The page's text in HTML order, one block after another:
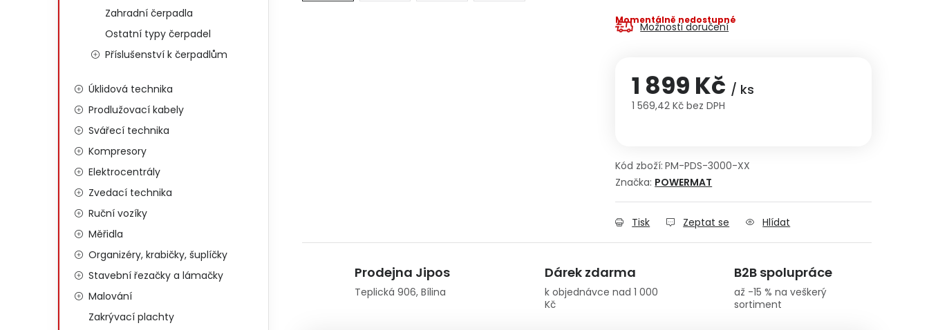
Zahradní čerpadla
Ostatní typy čerpadel
Příslušenství k čerpadlům
Úklidová technika
Prodlužovací kabely
Svářecí technika
Kompresory
Elektrocentrály
Zvedací technika
Ruční vozíky
Měřidla
Organizéry, krabičky, šuplíčky
Stavební řezačky a lámačky
Malování
Zakrývací plachty
Momentálně nedostupné
Možnosti doručení
1 899 Kč / ks
1 569,42 Kč bez DPH
Kód zboží: PM-PDS-3000-XX
Značka: POWERMAT
Tisk Zeptat se Hlídat
Prodejna Jipos
Teplická 906, Bílina
Dárek zdarma
k objednávce nad 1 000
Kč
B2B spolupráce
až -15 % na veškerý
sortiment